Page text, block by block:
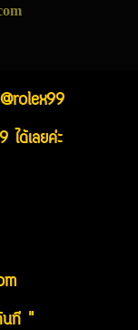
ได้เลยค่ะ
นที "